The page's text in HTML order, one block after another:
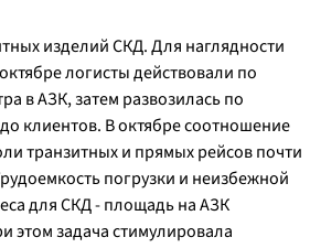
изделий СКД. Для наглядности
логисты действовали по
в АЗК, затем развозилась по
клиентов. В октябре соотношение
транзитных и прямых рейсов почти
погрузки и неизбежной
для СКД - площадь на АЗК
этом задача стимулировала